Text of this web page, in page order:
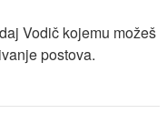
Vodič kojemu možeš
postova.